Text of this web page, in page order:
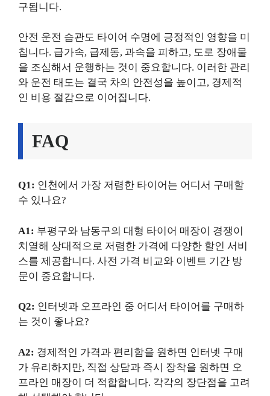
구됩니다.
안전 운전 습관도 타이어 수명에 긍정적인 영향을 미
칩니다. 급가속, 급제동, 과속을 피하고, 도로 장애물
을 조심해서 운행하는 것이 중요합니다. 이러한 관리
와 운전 태도는 결국 차의 안전성을 높이고, 경제적
인 비용 절감으로 이어집니다.
FAQ
Q1: 인천에서 가장 저렴한 타이어는 어디서 구매할
수 있나요?
A1: 부평구와 남동구의 대형 타이어 매장이 경쟁이
치열해 상대적으로 저렴한 가격에 다양한 할인 서비
스를 제공합니다. 사전 가격 비교와 이벤트 기간 방
문이 중요합니다.
Q2: 인터넷과 오프라인 중 어디서 타이어를 구매하
는 것이 좋나요?
A2: 경제적인 가격과 편리함을 원하면 인터넷 구매
가 유리하지만, 직접 상담과 즉시 장착을 원하면 오
프라인 매장이 더 적합합니다. 각각의 장단점을 고려